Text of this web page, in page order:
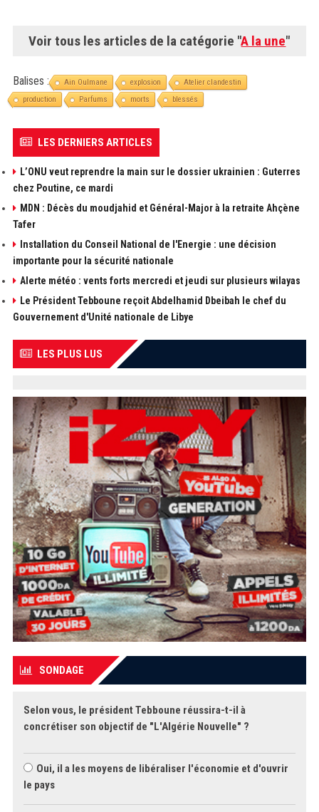
Voir tous les articles de la catégorie "A la une"
Balises : Ain Oulmane explosion
Atelier clandestin
production
Parfums morts blessés
LES DERNIERS ARTICLES
L’ONU veut reprendre la main sur le dossier ukrainien : Guterres
chez Poutine, ce mardi
MDN : Décès du moudjahid et Général-Major à la retraite Ahçène
Tafer
Installation du Conseil National de l'Energie : une décision
importante pour la sécurité nationale
Alerte météo : vents forts mercredi et jeudi sur plusieurs wilayas
Le Président Tebboune reçoit Abdelhamid Dbeibah le chef du
Gouvernement d'Unité nationale de Libye
LES PLUS LUS
SONDAGE
Selon vous, le président Tebboune réussira-t-il à
concrétiser son objectif de "L'Algérie Nouvelle" ?
Oui, il a les moyens de libéraliser l'économie et d'ouvrir
le pays